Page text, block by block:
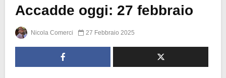
Accadde oggi: 27 febbraio
Nicola Comerci 27 Febbraio 2025